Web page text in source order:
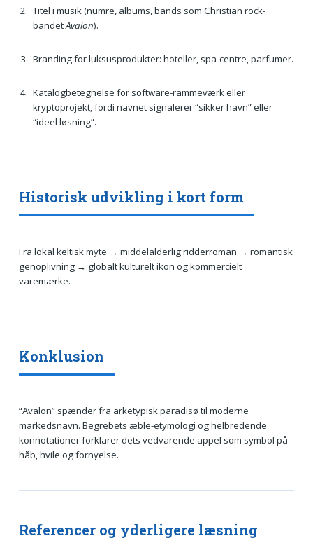
Titel i musik (numre, albums, bands som Christian rock-
bandetAvalon).
Branding for luksusprodukter: hoteller, spa-centre, parfumer.
Katalogbetegnelse for software-rammeværk eller
kryptoprojekt, fordi navnet signalerer “sikker havn” eller
“ideel løsning”.
Historisk udvikling i kort form
Fra lokal keltisk myte → middelalderlig ridderroman → romantisk
genoplivning → globalt kulturelt ikon og kommercielt
varemærke.
Konklusion
“Avalon” spænder fra arketypisk paradisø til moderne
markedsnavn. Begrebets æble-etymologi og helbredende
konnotationer forklarer dets vedvarende appel som symbol på
håb, hvile og fornyelse.
Referencer og yderligere læsning